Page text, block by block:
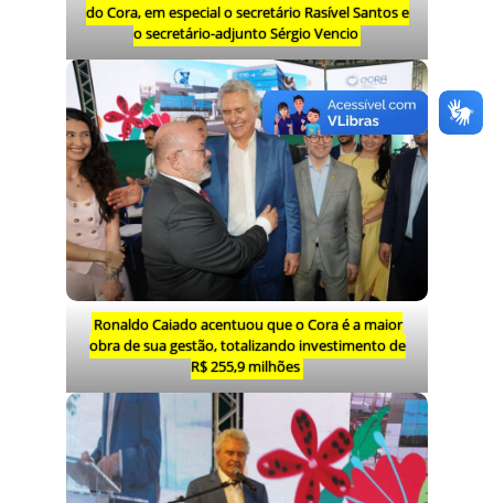
do Cora, em especial o secretário Rasível Santos e
o secretário-adjunto Sérgio Vencio
Ronaldo Caiado acentuou que o Cora é a maior
obra de sua gestão, totalizando investimento de
R$ 255,9 milhões